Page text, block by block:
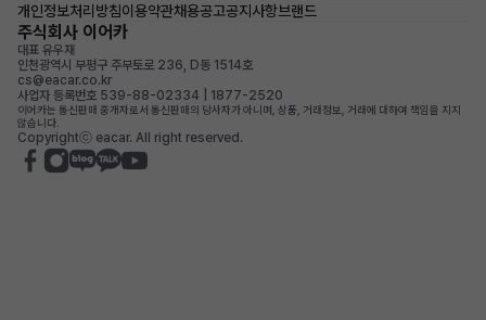
개인정보처리방침이용약관채용공고공지사항브랜드
주식회사 이어카
대표 유우재
인천광역시 부평구 주부토로 236, D동 1514호
cs@eacar.co.kr
사업자 등록번호 539-88-02334 | 1877-2520
이어카는 통신판매 중개자로서 통신판매의 당사자가 아니며, 상품, 거래정보, 거래에 대하여 책임을 지지
않습니다.
Copyrightⓒ eacar. All right reserved.